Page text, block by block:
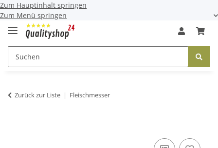
Zum Hauptinhalt springen
Zum Menü springen
Zurück zur Liste Fleischmesser